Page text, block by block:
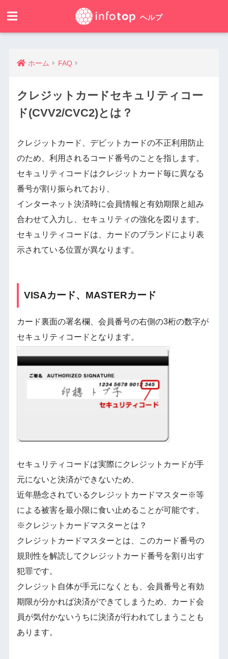
ホーム FAQ
クレジットカードセキュリティコー
ド(CVV2/CVC2)とは？
クレジットカード、デビットカードの不正利用防止
のため、利用されるコード番号のことを指します。
セキュリティコードはクレジットカード毎に異なる
番号が割り振られており、
インターネット決済時に会員情報と有効期限と組み
合わせて入力し、セキュリティの強化を図ります。
セキュリティコードは、カードのブランドにより表
示されている位置が異なります。
VISAカード、MASTERカード
カード裏面の署名欄、会員番号の右側の3桁の数字が
セキュリティコードとなります。
セキュリティコードは実際にクレジットカードが手
元にないと決済ができないため、
近年懸念されているクレジットカードマスター※等
による被害を最小限に食い止めることが可能です。
※クレジットカードマスターとは？
クレジットカードマスターとは、このカード番号の
規則性を解読してクレジットカード番号を割り出す
犯罪です。
クレジット自体が手元になくとも、会員番号と有効
期限が分かれば決済ができてしまうため、カード会
員が気付かないうちに決済が行われてしまうことも
あります。